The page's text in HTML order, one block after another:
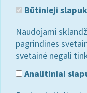
Būtinieji
Naudojami
pagrindines
svetainė negali
Analitiniai